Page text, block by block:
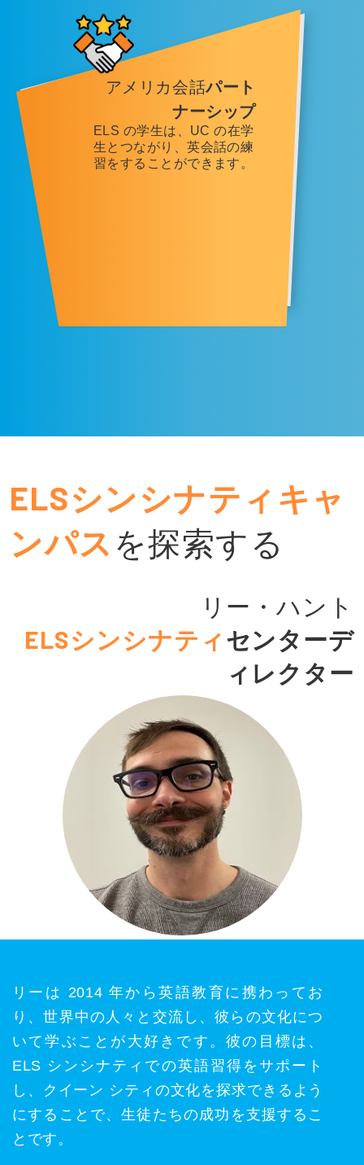
アメリカ会話パート
ナーシップ
ELS の学生は、UC の在学
生とつながり、英会話の練
習をすることができます。
ELSシンシナティキャ
ンパス を探索する
リー・ハント
ELSシンシナティセンターデ
ィレクター
リーは 2014 年から英語教育に携わってお
り、世界中の人々と交流し、彼らの文化につ
いて学ぶことが大好きです。彼の目標は、
ELS シンシナティでの英語習得をサポート
し、クイーン シティの文化を探求できるよう
にすることで、生徒たちの成功を支援するこ
とです。